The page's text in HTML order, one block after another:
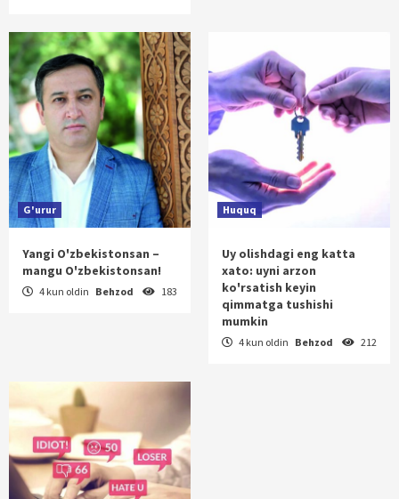
G'urur
Yangi O'zbekistonsan –
mangu O'zbekistonsan!
4 kun oldin Behzod 183
Huquq
Uy olishdagi eng katta
xato: uyni arzon
ko'rsatish keyin
qimmatga tushishi
mumkin
4 kun oldin Behzod 212